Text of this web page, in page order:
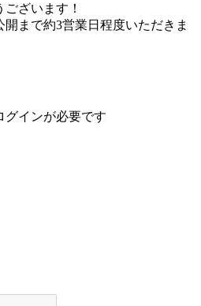
ざいます！
まで約3営業日程度いただきま
グインが必要です